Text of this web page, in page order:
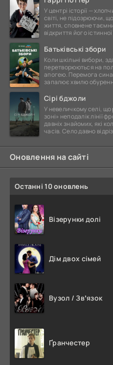
У центрі історії —
світі, не підозрюючи,
життя, сповнене
відкриття його
Батьківські збори
Коли шкільні вибори,
перетворюються на
апогею. Перемога
запалює хвилю
Сірі бджоли
У невеличкому селі, що
зоні» неподалік лінії
давніх знайомих, які
часів. Село давно
Оновлення на сайті
Останні 10 оновлень
Візерунки долі
Дім двох сімей
Вузол / Звʼязок
Ґранчестер